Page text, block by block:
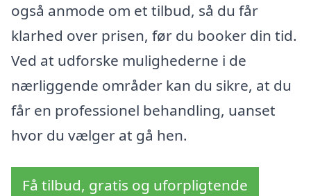
også anmode om et tilbud, så du får
klarhed over prisen, før du booker din tid.
Ved at udforske mulighederne i de
nærliggende områder kan du sikre, at du
får en professionel behandling, uanset
hvor du vælger at gå hen.
Få tilbud, gratis og uforpligtende